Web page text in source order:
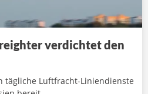
verdichtet den
tägliche Luftfracht-Liniendienste